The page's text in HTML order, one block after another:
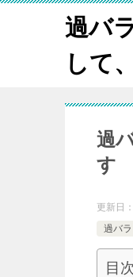
過バ
して
過
す
更新日：
過バ
目次